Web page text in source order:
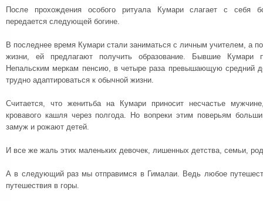
После прохождения особого ритуала Кумари слагает с себя
передается следующей богине.
В последнее время Кумари стали заниматься с личным учителем, а
жизни, ей предлагают получить образование. Бывшие
Непальским меркам пенсию, в четыре раза превышающую средний
трудно адаптироваться к обычной жизни.
Считается, что женитьба на Кумари приносит несчастье
кровавого кашля через полгода. Но вопреки этим поверьям
замуж и рожают детей.
И все же жаль этих маленьких девочек, лишенных детства, семьи,
А в следующий раз мы отправимся в Гималаи. Ведь любое
путешествия в горы.